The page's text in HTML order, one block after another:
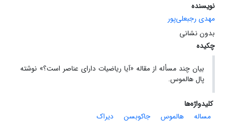
نویسنده
مهدی رجبعلی‌پور
بدون نشانی
چکیده
بیان چند مسأله از مقاله «آیا ریاضیات دارای عناصر است؟» نوشته
پال هالموس.
کلیدواژه‌ها
مساله
هالموس جاکوبسن
دیراک